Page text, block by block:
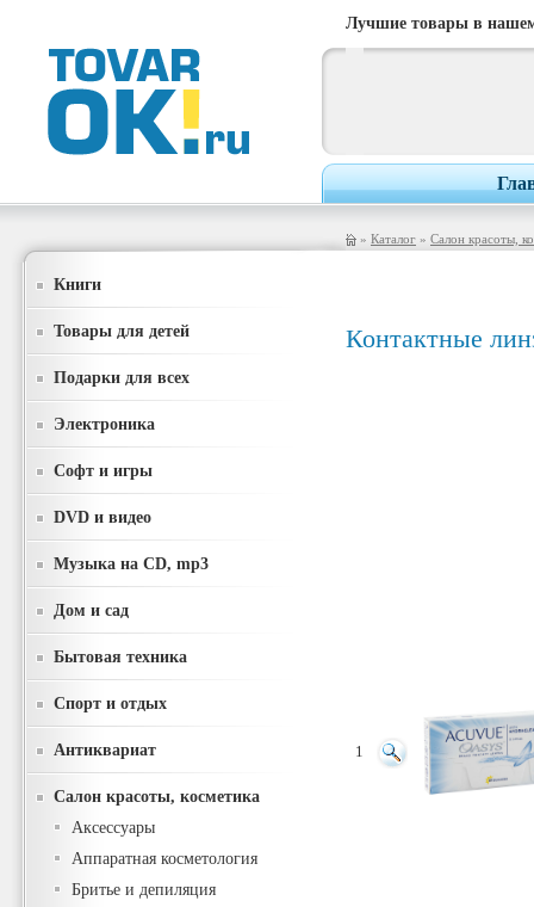
Лучшие товары в
» Каталог » Салон красоты,
Книги
Товары для детей
Подарки для всех
Электроника
Софт и игры
DVD и видео
Музыка на CD, mp3
Дом и сад
Бытовая техника
Спорт и отдых
Антиквариат
Салон красоты, косметика
Аксессуары
Аппаратная косметология
Бритье и депиляция
Контактные
1